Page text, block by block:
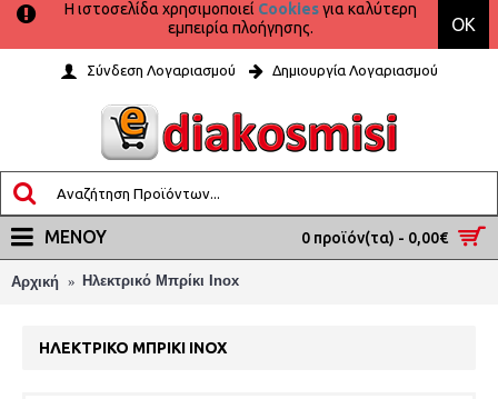
Η ιστοσελίδα χρησιμοποιεί Cookiesγια καλύτερη
εμπειρία πλοήγησης.
OK
Σύνδεση Λογαριασμού Δημιουργία Λογαριασμού
0 προϊόν(τα) - 0,00€
ΜΕΝΟΎ
Αρχική Ηλεκτρικό Μπρίκι Inox
ΗΛΕΚΤΡΙΚΌ ΜΠΡΊΚΙ INOX